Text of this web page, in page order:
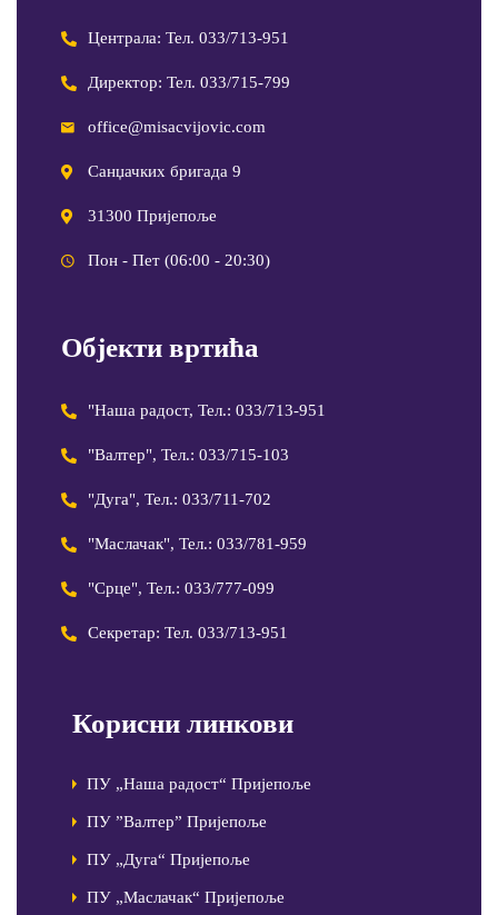
Централа: Тел. 033/713-951
Директор: Тел. 033/715-799
office@misacvijovic.com
Санџачких бригада 9
31300 Пријепоље
Пон - Пет (06:00 - 20:30)
Објекти вртића
"Наша радост, Тел.: 033/713-951
"Валтер", Тел.: 033/715-103
"Дуга", Тел.: 033/711-702
"Маслачак", Тел.: 033/781-959
"Срце", Тел.: 033/777-099
Секретар: Тел. 033/713-951
Корисни линкови
ПУ „Наша радост“ Пријепоље
ПУ ”Валтер” Пријепоље
ПУ „Дуга“ Пријепоље
ПУ „Маслачак“ Пријепоље